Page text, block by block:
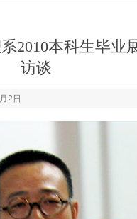
2010本科生毕业
访谈
2日